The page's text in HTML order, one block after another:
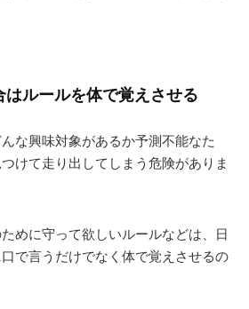
ルールを体で覚えさせる
な興味対象があるか予測不能なた
けて走り出してしまう危険がありま
めに守って欲しいルールなどは、日
で言うだけでなく体で覚えさせるの